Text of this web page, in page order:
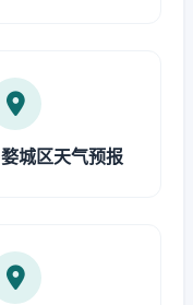
婺城区天气预报